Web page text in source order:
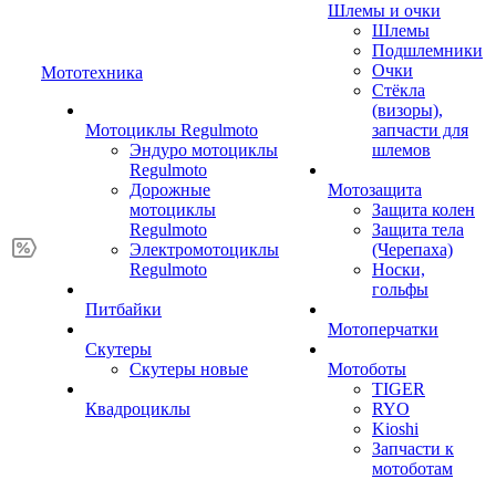
Мототехника
Мотоциклы Regulmoto
Эндуро мотоциклы
Regulmoto
Дорожные
мотоциклы
Regulmoto
Электромотоциклы
Regulmoto
Питбайки
Скутеры
Скутеры новые
Квадроциклы
Шлемы и очки
Шлемы
Подшлемники
Очки
Стёкла
(визоры),
запчасти для
шлемов
Мотозащита
Защита колен
Защита тела
(Черепаха)
Носки,
гольфы
Мотоперчатки
Мотоботы
TIGER
RYO
Kioshi
Запчасти к
мотоботам